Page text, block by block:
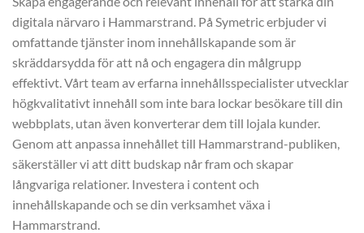
digitala närvaro i Hammarstrand. På Symetric erbjuder vi
omfattande tjänster inom innehållskapande som är
skräddarsydda för att nå och engagera din målgrupp
effektivt. Vårt team av erfarna innehållsspecialister utvecklar
högkvalitativt innehåll som inte bara lockar besökare till din
webbplats, utan även konverterar dem till lojala kunder.
Genom att anpassa innehållet till Hammarstrand-publiken,
säkerställer vi att ditt budskap når fram och skapar
långvariga relationer. Investera i content och
innehållskapande och se din verksamhet växa i
Hammarstrand.